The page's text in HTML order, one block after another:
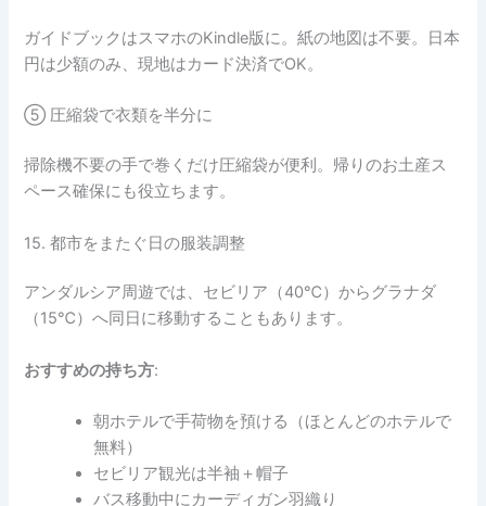
ガイドブックはスマホのKindle版に。紙の地図は不要。日本
円は少額のみ、現地はカード決済でOK。
⑤ 圧縮袋で衣類を半分に
掃除機不要の手で巻くだけ圧縮袋が便利。帰りのお土産ス
ペース確保にも役立ちます。
15. 都市をまたぐ日の服装調整
アンダルシア周遊では、セビリア（40℃）からグラナダ
（15℃）へ同日に移動することもあります。
おすすめの持ち方:
朝ホテルで手荷物を預ける（ほとんどのホテルで
無料）
セビリア観光は半袖＋帽子
バス移動中にカーディガン羽織り